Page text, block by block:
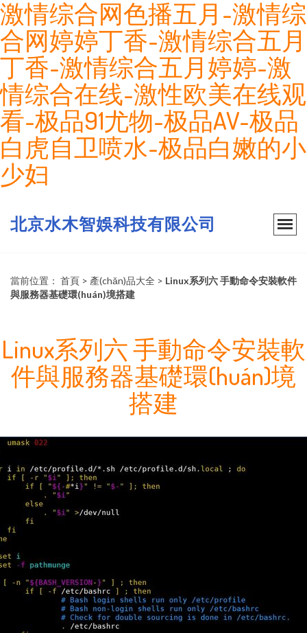
激情综合网色播五月-激情综
合网婷婷丁香-激情综合五月
丁香-激情综合五月婷婷-激
情综合在线-激性欧美在线观
看-极品91尤物-极品AV-极品
白虎自卫喷水-极品白嫩的小
少妇
北京水木智娛科技有限公司
當前位置： 首頁 > 產(chǎn)品大全 > Linux系列六 手動命令安裝軟件
與服務器基礎環(huán)境搭建
Linux系列六 手動命令安裝軟
件與服務器基礎環(huán)境
搭建